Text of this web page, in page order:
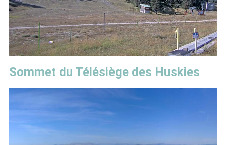
Sommet du Télésiège des Huskies